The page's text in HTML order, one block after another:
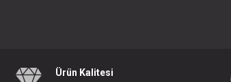
Ürün Kalitesi